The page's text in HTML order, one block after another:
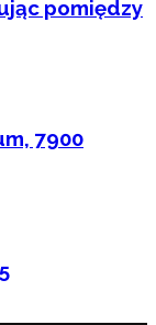
pomiędzy
7900